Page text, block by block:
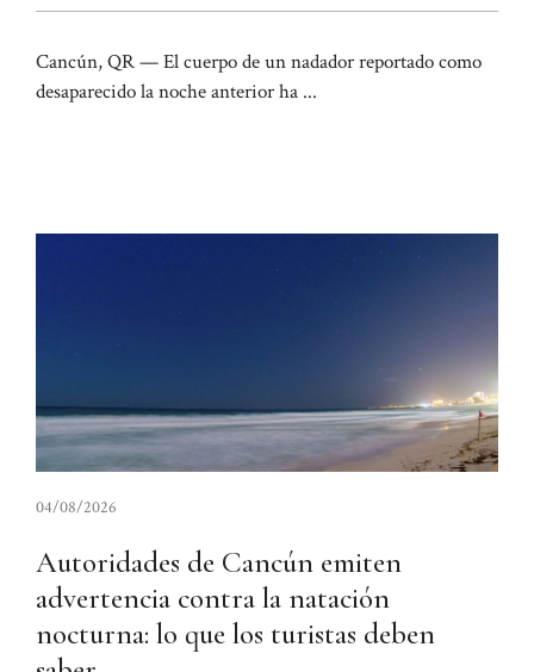
Cancún, QR — El cuerpo de un nadador reportado como
desaparecido la noche anterior ha ...
04/08/2026
Autoridades de Cancún emiten
advertencia contra la natación
nocturna: lo que los turistas deben